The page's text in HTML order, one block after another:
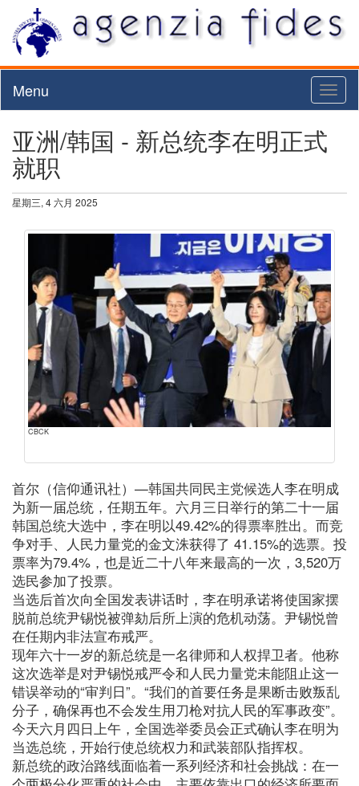
Menu
亚洲/韩国 - 新总统李在明正式
就职
星期三, 4 六月 2025
CBCK
首尔（信仰通讯社）—韩国共同民主党候选人李在明成
为新一届总统，任期五年。六月三日举行的第二十一届
韩国总统大选中，李在明以49.42%的得票率胜出。而竞
争对手、人民力量党的金文洙获得了 41.15%的选票。投
票率为79.4%，也是近二十八年来最高的一次，3,520万
选民参加了投票。
当选后首次向全国发表讲话时，李在明承诺将使国家摆
脱前总统尹锡悦被弹劾后所上演的危机动荡。尹锡悦曾
在任期内非法宣布戒严。
现年六十一岁的新总统是一名律师和人权捍卫者。他称
这次选举是对尹锡悦戒严令和人民力量党未能阻止这一
错误举动的“审判日”。“我们的首要任务是果断击败叛乱
分子，确保再也不会发生用刀枪对抗人民的军事政变”。
今天六月四日上午，全国选举委员会正式确认李在明为
当选总统，开始行使总统权力和武装部队指挥权。
新总统的政治路线面临着一系列经济和社会挑战：在一